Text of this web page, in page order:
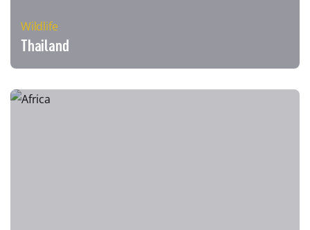
Wildlife
Thailand